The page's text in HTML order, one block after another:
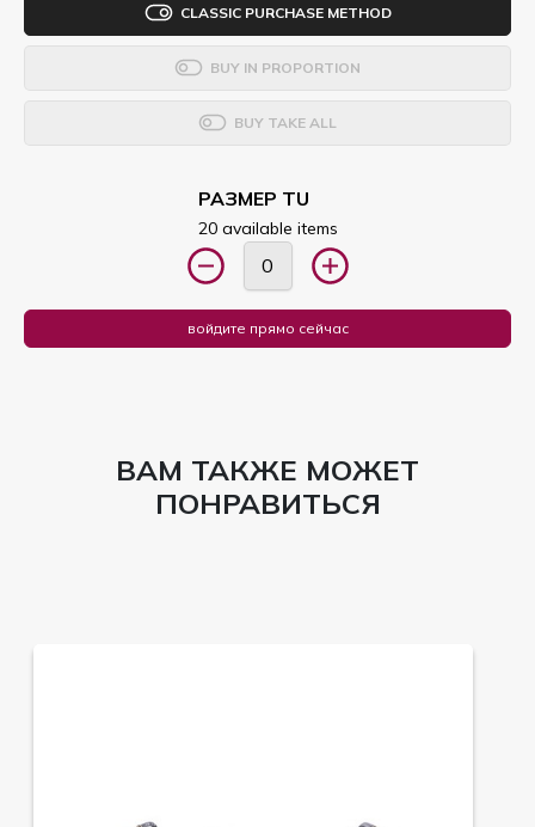
CLASSIC PURCHASE METHOD
BUY IN PROPORTION
BUY TAKE ALL
РАЗМЕР TU
20 available items
войдите прямо сейчас
ВАМ ТАКЖЕ МОЖЕТ
ПОНРАВИТЬСЯ